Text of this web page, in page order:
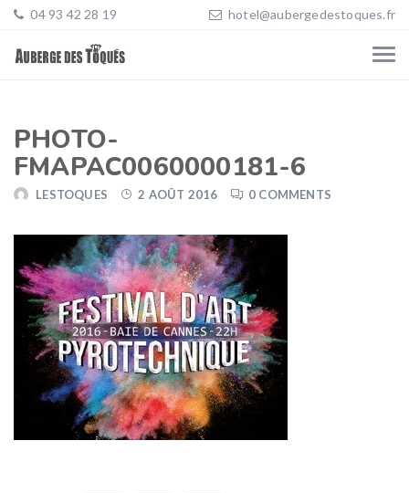
04 93 42 28 19 hotel@aubergedestoques.fr
PHOTO-
FMAPAC0060000181-6
LESTOQUES 2 AOÛT 2016 0 COMMENTS